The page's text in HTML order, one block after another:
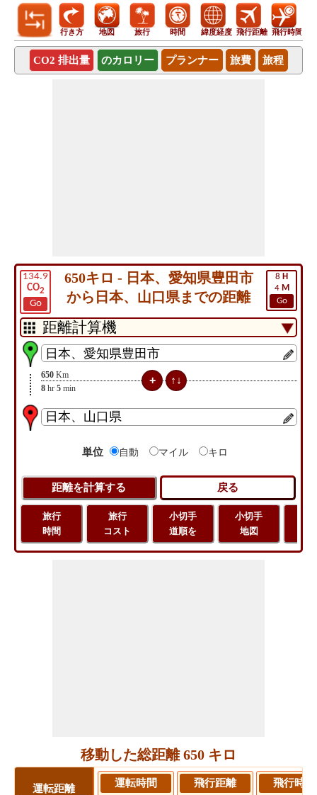
行き方 地図 旅行 時間 緯度経度 飛行距離 飛行時間
CO2 排出量 のカロリー プランナー 旅費 旅程
134.9
CO2
Go
8 H
4 M
Go
650キロ - 日本、愛知県豊田市
から日本、山口県までの距離
650 Km
8 hr 5 min
単位 自動 マイル キロ
旅行
時間
旅行
コスト
小切手
道順を
小切手
地図
移動した総距離 650 キロ
運転距離
運転時間 飛行距離 飛行時間